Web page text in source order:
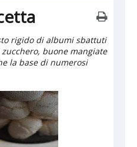
rigido di albumi sbattuti
buone mangiate
la base di numerosi